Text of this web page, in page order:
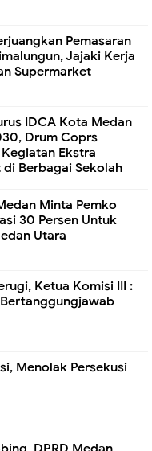
Pemasaran
Jajaki Kerja
Supermarket
IDCA Kota Medan
Drum Coprs
Ekstra
Berbagai Sekolah
Minta Pemko
30 Persen Untuk
Utara
Ketua Komisi III :
Menolak Persekusi